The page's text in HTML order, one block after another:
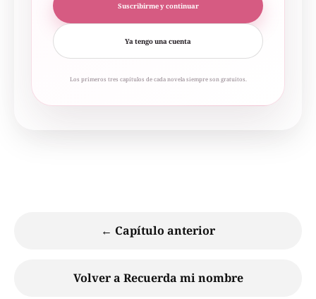
Suscribirme y continuar
Ya tengo una cuenta
Los primeros tres capítulos de cada novela siempre son gratuitos.
← Capítulo anterior
Volver a Recuerda mi nombre